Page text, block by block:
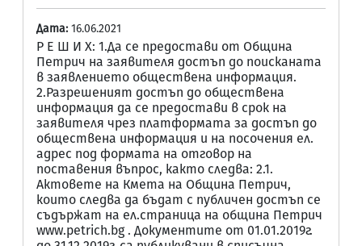
Дата: 16.06.2021
Р Е Ш И Х: 1.Да се предостави от Община
Петрич на заявителя достъп до поисканата
в заявлението обществена информация.
2.Разрешеният достъп до обществена
информация да се предостави в срок на
заявителя чрез платформата за достъп до
обществена информация и на посочения ел.
адрес под формата на отговор на
поставения въпрос, както следва: 2.1.
Актовете на Кмета на Община Петрич,
които следва да бъдат с публичен достъп се
съдържат на ел.страница на община Петрич
www.petrich.bg . Документите от 01.01.2019г.